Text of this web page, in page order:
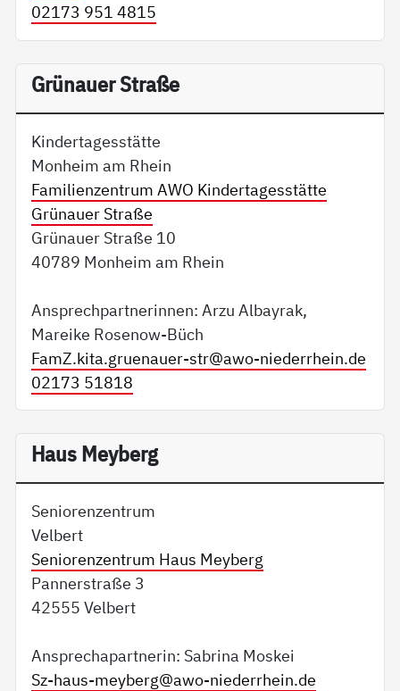
02173 951 4815
Grünauer Straße
Kindertagesstätte
Monheim am Rhein
Familienzentrum AWO Kindertagesstätte
Grünauer Straße
Grünauer Straße 10
40789 Monheim am Rhein
Ansprechpartnerinnen: Arzu Albayrak,
Mareike Rosenow-Büch
FamZ.kita.gruenauer-str@awo-niederrhein.de
02173 51818
Haus Meyberg
Seniorenzentrum
Velbert
Seniorenzentrum Haus Meyberg
Pannerstraße 3
42555 Velbert
Ansprechapartnerin: Sabrina Moskei
Sz-haus-meyberg@awo-niederrhein.de